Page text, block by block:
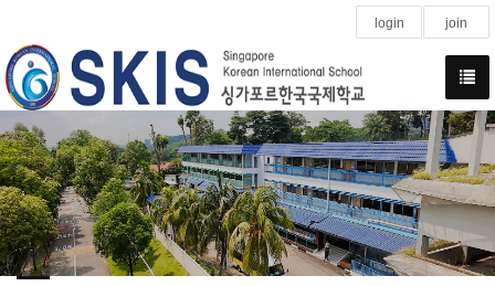
login join